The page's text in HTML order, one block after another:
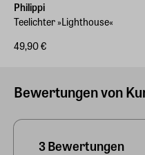
Philippi
Teelichter »Lighthouse«
49,90 €
Bewertungen von
3 Bewertungen